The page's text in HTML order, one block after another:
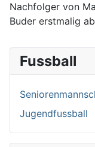
Fussball
Jugendfussball
Nachfolger von
Buder erstmalig